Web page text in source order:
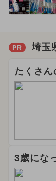
PR 埼玉
たくさん
3歳にな